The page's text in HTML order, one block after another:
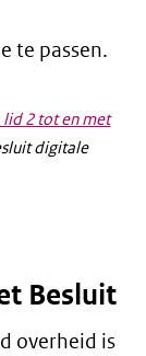
te passen.
lid 2 tot en met
digitale
Besluit
overheid is